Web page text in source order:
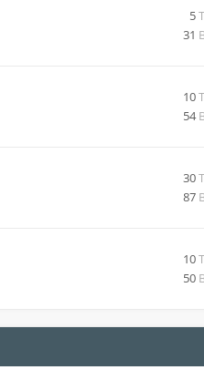
5
31
10
54
30
87
10
50